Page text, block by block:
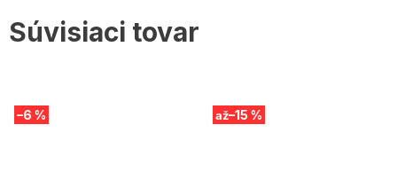
Súvisiaci tovar
–6 % až–15 %